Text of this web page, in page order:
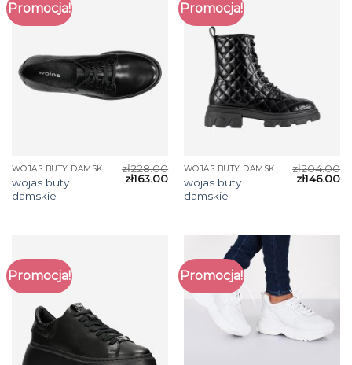
Promocja!
WOJAS BUTY DAMSKIE
wojas buty
damskie
zł228.00
zł163.00
Promocja!
WOJAS BUTY DAMSKIE
wojas buty
damskie
zł204.00
zł146.00
Promocja! Promocja!